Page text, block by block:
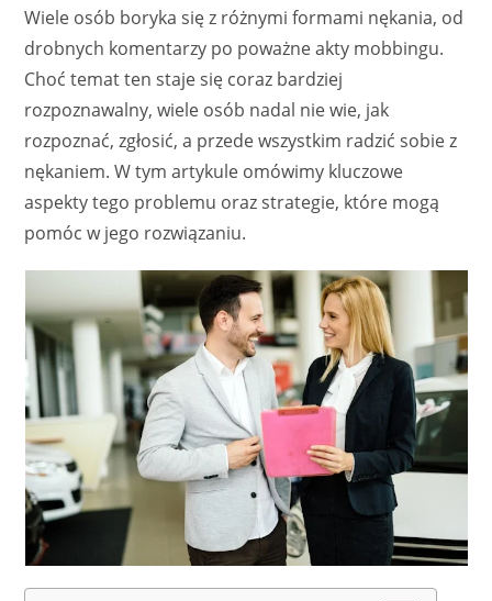
Wiele osób boryka się z różnymi formami nękania, od
drobnych komentarzy po poważne akty mobbingu.
Choć temat ten staje się coraz bardziej
rozpoznawalny, wiele osób nadal nie wie, jak
rozpoznać, zgłosić, a przede wszystkim radzić sobie z
nękaniem. W tym artykule omówimy kluczowe
aspekty tego problemu oraz strategie, które mogą
pomóc w jego rozwiązaniu.